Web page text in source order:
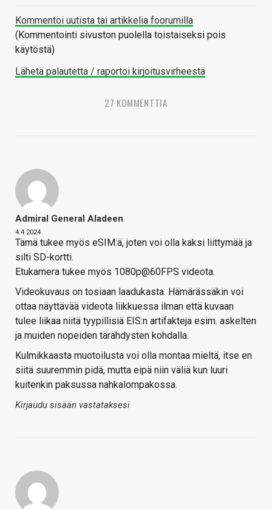
Kommentoi uutista tai artikkelia foorumilla
(Kommentointi sivuston puolella toistaiseksi pois
käytöstä)
Lähetä palautetta / raportoi kirjoitusvirheestä
27 KOMMENTTIA
Admiral General Aladeen
4.4.2024
Tämä tukee myös eSIM:ä, joten voi olla kaksi liittymää ja
silti SD-kortti.
Etukamera tukee myös 1080p@60FPS videota.
Videokuvaus on tosiaan laadukasta. Hämärässäkin voi
ottaa näyttävää videota liikkuessa ilman että kuvaan
tulee liikaa niitä tyypillisiä EIS:n artifakteja esim. askelten
ja muiden nopeiden tärähdysten kohdalla.
Kulmikkaasta muotoilusta voi olla montaa mieltä, itse en
siitä suuremmin pidä, mutta eipä niin väliä kun luuri
kuitenkin paksussa nahkalompakossa.
Kirjaudu sisään vastataksesi